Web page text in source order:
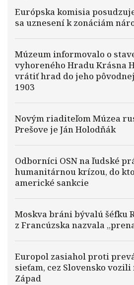
Európska komisia
sa uznesení k zonáciám
Múzeum informovalo o
vyhoreného Hradu Krásna
vrátiť hrad do jeho
1903
Novým riaditeľom Múzea
Prešove je Ján Holodňák
Odborníci OSN na ľudské
humanitárnou krízou, do
americké sankcie
Moskva bráni bývalú šéfku
z Francúzska nazvala
Europol zasiahol proti
sieťam, cez Slovensko
Západ